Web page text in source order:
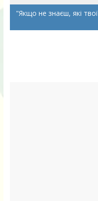
Якщо не знаєш, які твої